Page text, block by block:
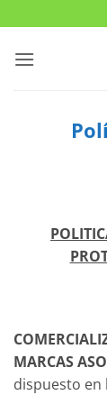
al
contenido
MARCAS
dispuesto en